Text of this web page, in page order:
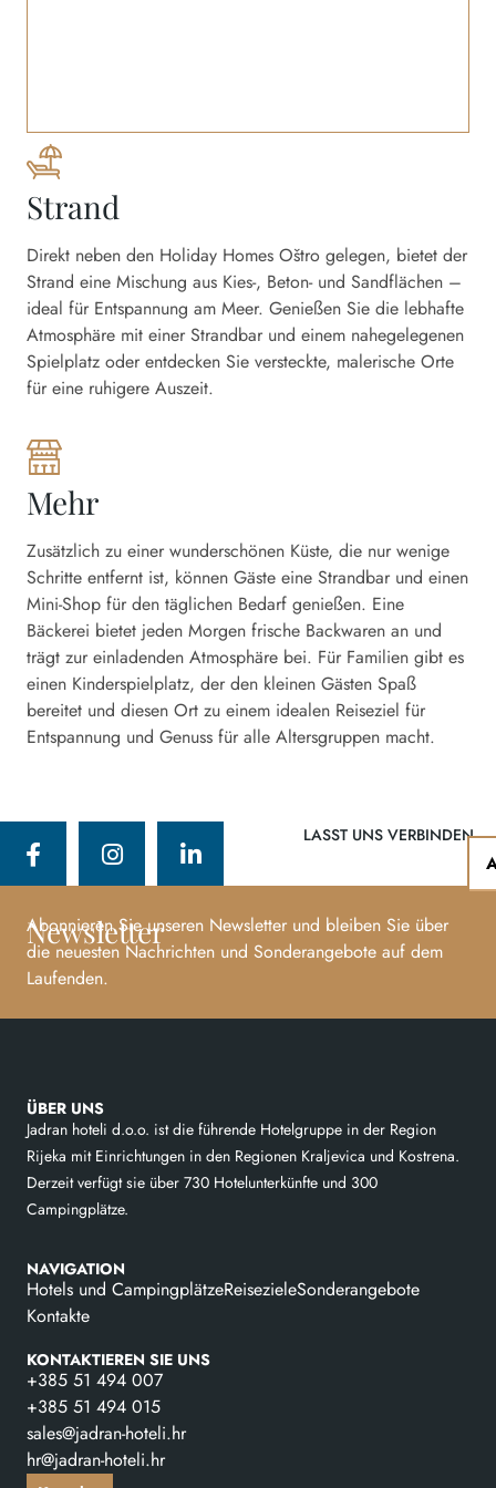
Strand
Direkt neben den Holiday Homes Oštro gelegen, bietet der
Strand eine Mischung aus Kies-, Beton- und Sandflächen –
ideal für Entspannung am Meer. Genießen Sie die lebhafte
Atmosphäre mit einer Strandbar und einem nahegelegenen
Spielplatz oder entdecken Sie versteckte, malerische Orte
für eine ruhigere Auszeit.
Mehr
Zusätzlich zu einer wunderschönen Küste, die nur wenige
Schritte entfernt ist, können Gäste eine Strandbar und einen
Mini-Shop für den täglichen Bedarf genießen. Eine
Bäckerei bietet jeden Morgen frische Backwaren an und
trägt zur einladenden Atmosphäre bei. Für Familien gibt es
einen Kinderspielplatz, der den kleinen Gästen Spaß
bereitet und diesen Ort zu einem idealen Reiseziel für
Entspannung und Genuss für alle Altersgruppen macht.
LASST UNS VERBINDEN
Newsletter
Abonnieren Sie unseren Newsletter und bleiben Sie über
die neuesten Nachrichten und Sonderangebote auf dem
Laufenden.
ÜBER UNS
Jadran hoteli d.o.o. ist die führende Hotelgruppe in der Region
Rijeka mit Einrichtungen in den Regionen Kraljevica und Kostrena.
Derzeit verfügt sie über 730 Hotelunterkünfte und 300
Campingplätze.
NAVIGATION
Hotels und CampingplätzeReisezieleSonderangebote
Kontakte
KONTAKTIEREN SIE UNS
+385 51 494 007
+385 51 494 015
sales@jadran-hoteli.hr
hr@jadran-hoteli.hr